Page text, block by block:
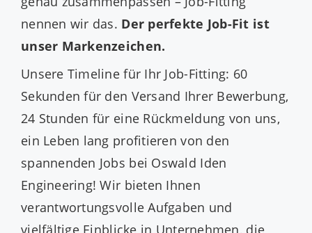
nennen wir das. Der perfekte Job-Fit ist
unser Markenzeichen.
Unsere Timeline für Ihr Job-Fitting: 60
Sekunden für den Versand Ihrer Bewerbung,
24 Stunden für eine Rückmeldung von uns,
ein Leben lang profitieren von den
spannenden Jobs bei Oswald Iden
Engineering! Wir bieten Ihnen
verantwortungsvolle Aufgaben und
vielfältige Einblicke in Unternehmen, die